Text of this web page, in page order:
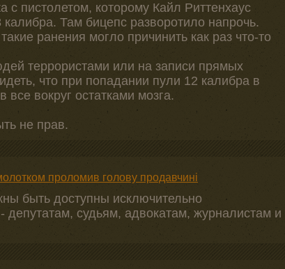
пистолетом, которому Кайл Риттенхаус
Там бицепс разворотило напрочь.
ранения могло причинить как раз что-то
террористами или на записи прямых
что при попадании пули 12 калибра в
все вокруг остатками мозга.
не прав.
проломив голову продавчині
быть доступны исключительно
судьям, адвокатам, журналистам и